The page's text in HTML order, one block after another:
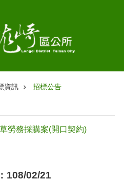
資訊 招標公告
勞務採購案(開口契約)
108/02/21